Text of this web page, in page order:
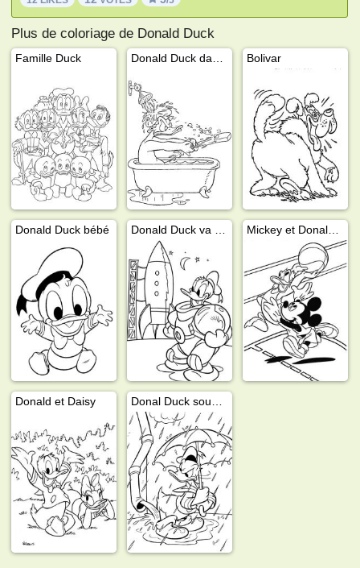
Plus de coloriage de Donald Duck
Famille Duck Bolivar
Donald Duck bébé
Donald et Daisy